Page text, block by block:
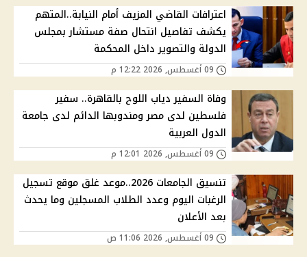
اعترافات القاضي المزيف أمام النيابة..المتهم
يكشف تفاصيل انتحال صفة مستشار بمجلس
الدولة والتصوير داخل المحكمة
وفاة السفير دياب اللوح بالقاهرة.. سفير
فلسطين لدى مصر ومندوبها الدائم لدى جامعة
الدول العربية
تنسيق الجامعات 2026..موعد غلق موقع تسجيل
الرغبات اليوم وعدد الطلاب المسجلين وما يحدث
بعد الأعلان